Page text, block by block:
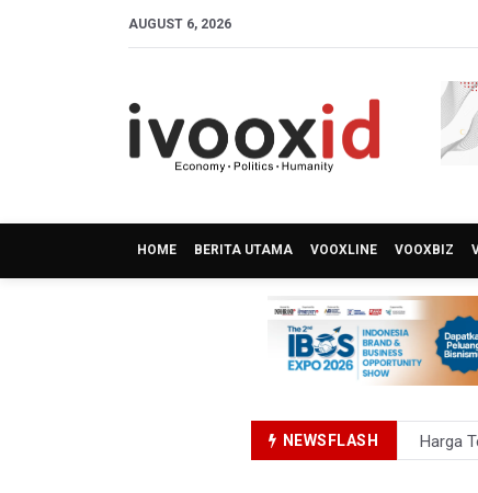
AUGUST 6, 2026
HOME BERITA UTAMA VOOXLINE VOOXBIZ
NEWSFLASH
Harga
4